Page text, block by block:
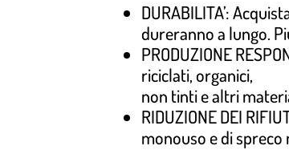
DURABILITA’:
dureranno a lungo.
PRODUZIONE
riciclati, organici,
non tinti e altri
RIDUZIONE DEI
monouso e di spreco